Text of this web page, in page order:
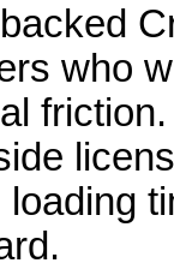
who
loading